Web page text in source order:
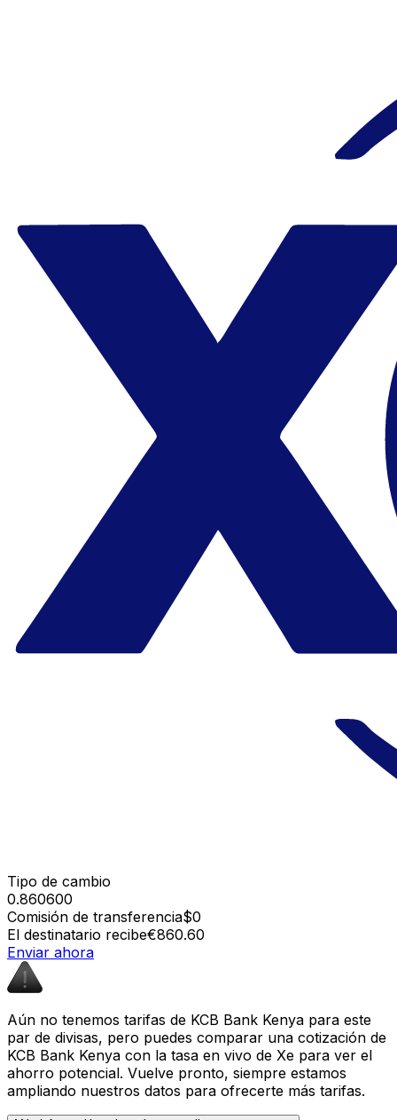
Tipo de cambio
0.860600
Comisión de transferencia$0
El destinatario recibe€860.60
Enviar ahora
Aún no tenemos tarifas de KCB Bank Kenya para este
par de divisas, pero puedes comparar una cotización de
KCB Bank Kenya con la tasa en vivo de Xe para ver el
ahorro potencial. Vuelve pronto, siempre estamos
ampliando nuestros datos para ofrecerte más tarifas.